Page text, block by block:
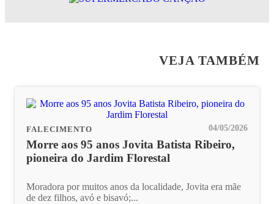
VEJA TAMBÉM
FALECIMENTO 04/05/2026
Morre aos 95 anos Jovita Batista Ribeiro,
pioneira do Jardim Florestal
Moradora por muitos anos da localidade, Jovita era mãe
de dez filhos, avó e bisavó;...